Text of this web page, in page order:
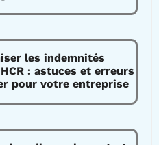
les indemnités
: astuces et erreurs
pour votre entreprise